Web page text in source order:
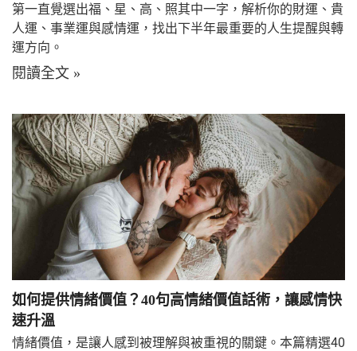
第一直覺選出福、星、高、照其中一字，解析你的財運、貴
人運、事業運與感情運，找出下半年最重要的人生提醒與轉
運方向。
閱讀全文 »
如何提供情緒價值？40句高情緒價值話術，讓感情快
速升溫
情緒價值，是讓人感到被理解與被重視的關鍵。本篇精選40